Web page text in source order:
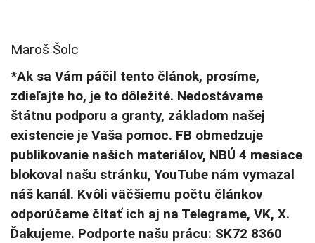
Maroš Šolc
*Ak sa Vám páčil tento článok, prosíme,
zdieľajte ho, je to dôležité. Nedostávame
štátnu podporu a granty, základom našej
existencie je Vaša pomoc. FB obmedzuje
publikovanie našich materiálov, NBÚ 4 mesiace
blokoval našu stránku, YouTube nám vymazal
náš kanál. Kvôli väčšiemu počtu článkov
odporúčame čítať ich aj na Telegrame, VK, X.
Ďakujeme. Podporte našu prácu: SK72 8360